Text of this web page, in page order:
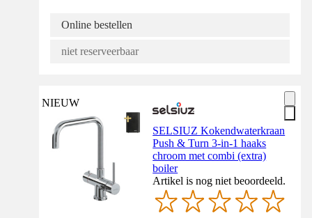
Online bestellen
niet reserveerbaar
NIEUW
SELSIUZ Kokendwaterkraan
Push & Turn 3-in-1 haaks
chroom met combi (extra)
boiler
Artikel is nog niet beoordeeld.